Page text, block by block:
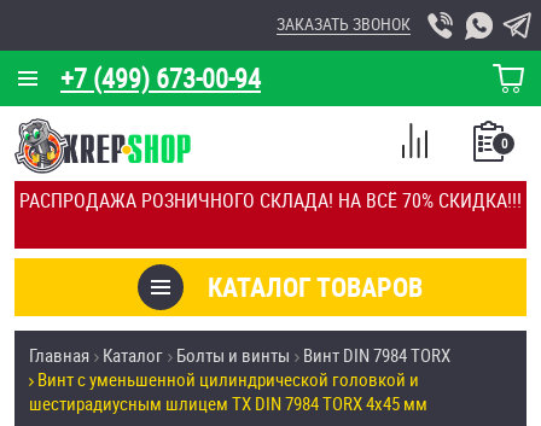
РАСПРОДАЖА РОЗНИЧНОГО СКЛАДА! НА ВСЁ 70% СКИДКА!!!
+7 (499) 673-00-94
ЗАКАЗАТЬ ЗВОНОК
КОРЗИНА
О КОМПАНИИ
КАЛЬКУЛЯТОР
ОТЗЫВЫ
УСЛУГИ
СКИДКИ
КАТАЛОГ ТОВАРОВ
0
СПИСОК
СРАВНЕНИЕ
Товары со скидкой
Анкеры
Главная Каталог Болты и винты
Винт DIN 7984 TORX
Винт с уменьшенной цилиндрической головкой и
шестирадиусным шлицем TX DIN 7984 TORX 4х45 мм